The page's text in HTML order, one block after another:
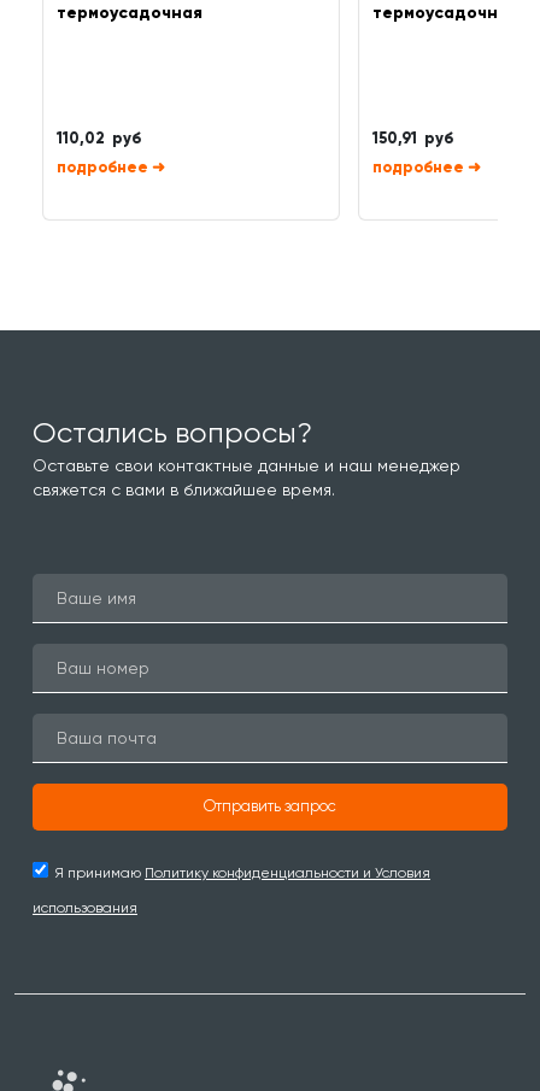
термоусадочная
110,02 руб
➜
термоусадочная
150,91 руб
➜
Остались вопросы?
Оставьте свои контактные данные и наш менеджер
свяжется с вами в ближайшее время.
Отправить запрос
Я принимаю Политику конфиденциальности и Условия
использования